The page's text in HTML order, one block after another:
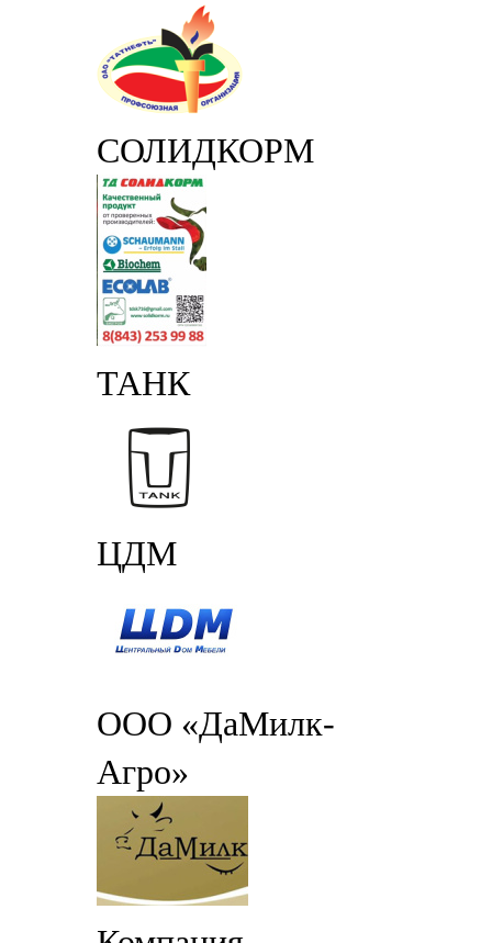
СОЛИДКОРМ
ТАНК
ЦДМ
ООО «ДаМилк-
Агро»